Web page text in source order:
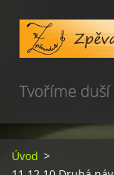
Tvoříme
Úvod >